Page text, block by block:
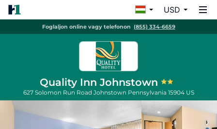
USD
Foglaljon online vagy telefonon (855) 334-6659
Quality Inn Johnstown
627 Solomon Run Road Johnstown Pennsylvania 15904 US